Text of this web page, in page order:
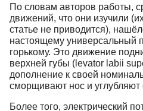
По словам авторов работы,
движений, что они изучили
статье не приводится),
настоящему универсальный
горькому. Это движение
верхней губы (levator labii
дополнение к своей
сморщивают нос и углубляют
Более того, электрический